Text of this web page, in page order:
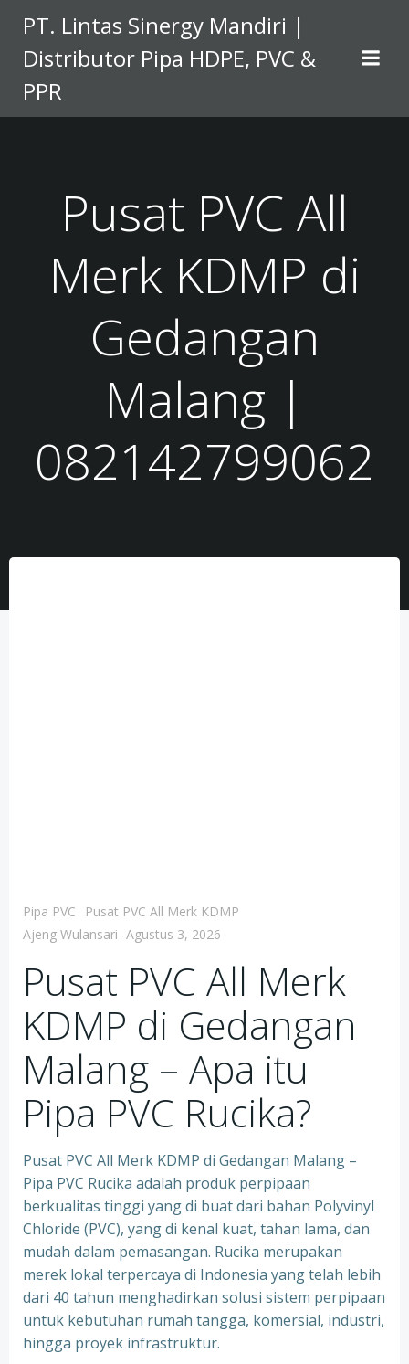
to
content
PT. Lintas Sinergy Mandiri |
Distributor Pipa HDPE, PVC &
PPR
Pusat PVC All
Merk KDMP di
Gedangan
Malang |
082142799062
Pipa PVC
Pusat PVC All Merk KDMP
Ajeng Wulansari -Agustus 3, 2026
Pusat PVC All Merk
KDMP di Gedangan
Malang – Apa itu
Pipa PVC Rucika?
Pusat PVC All Merk KDMP di Gedangan Malang –
Pipa PVC Rucika adalah produk perpipaan
berkualitas tinggi yang di buat dari bahan Polyvinyl
Chloride (PVC), yang di kenal kuat, tahan lama, dan
mudah dalam pemasangan. Rucika merupakan
merek lokal terpercaya di Indonesia yang telah lebih
dari 40 tahun menghadirkan solusi sistem perpipaan
untuk kebutuhan rumah tangga, komersial, industri,
hingga proyek infrastruktur.